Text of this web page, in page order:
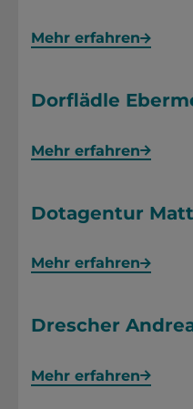
Mehr erfahren
Dorflädle
Mehr erfahren
Dotagentur
Mehr erfahren
Drescher
Mehr erfahren